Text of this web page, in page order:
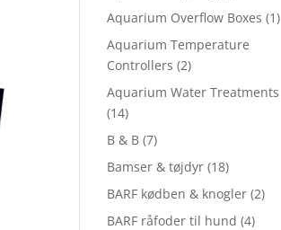
Aquarium Overflow Boxes (1)
Aquarium Temperature
Controllers (2)
Aquarium Water Treatments
(14)
B & B (7)
Bamser & tøjdyr (18)
BARF kødben & knogler (2)
BARF råfoder til hund (4)